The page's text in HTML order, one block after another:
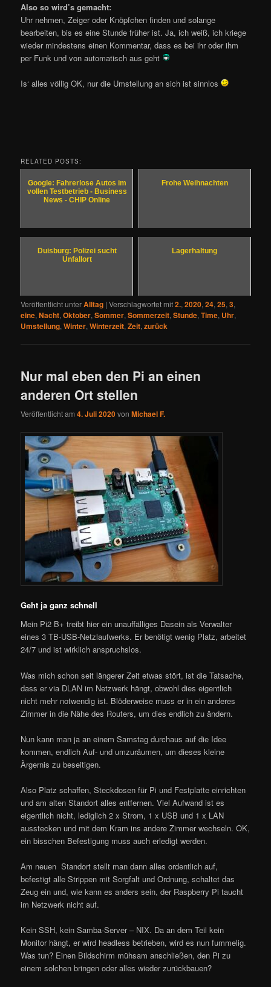
Also so wird’s gemacht:
Uhr nehmen, Zeiger oder Knöpfchen finden und solange
bearbeiten, bis es eine Stunde früher ist. Ja, ich weiß, ich kriege
wieder mindestens einen Kommentar, dass es bei ihr oder ihm
per Funk und von automatisch aus geht
Is‘ alles völlig OK, nur die Umstellung an sich ist sinnlos
RELATED POSTS:
Google: Fahrerlose Autos im
vollen Testbetrieb - Business
News - CHIP Online
Frohe Weihnachten
Duisburg: Polizei sucht
Unfallort
Lagerhaltung
Veröffentlicht unterAlltag |Verschlagwortet mit2.,2020,24,25,3,
eine,Nacht,Oktober,Sommer,Sommerzeit,Stunde,Time, Uhr,
Umstellung,Winter,Winterzeit,Zeit,zurück
Nur mal eben den Pi an einen
anderen Ort stellen
Veröffentlicht am4. Juli 2020vonMichael F.
Geht ja ganz schnell
Mein Pi2 B+ treibt hier ein unauffälliges Dasein als Verwalter
eines 3 TB-USB-Netzlaufwerks. Er benötigt wenig Platz, arbeitet
24/7 und ist wirklich anspruchslos.
Was mich schon seit längerer Zeit etwas stört, ist die Tatsache,
dass er via DLAN im Netzwerk hängt, obwohl dies eigentlich
nicht mehr notwendig ist. Blöderweise muss er in ein anderes
Zimmer in die Nähe des Routers, um dies endlich zu ändern.
Nun kann man ja an einem Samstag durchaus auf die Idee
kommen, endlich Auf- und umzuräumen, um dieses kleine
Ärgernis zu beseitigen.
Also Platz schaffen, Steckdosen für Pi und Festplatte einrichten
und am alten Standort alles entfernen. Viel Aufwand ist es
eigentlich nicht, lediglich 2 x Strom, 1 x USB und 1 x LAN
ausstecken und mit dem Kram ins andere Zimmer wechseln. OK,
ein bisschen Befestigung muss auch erledigt werden.
Am neuen Standort stellt man dann alles ordentlich auf,
befestigt alle Strippen mit Sorgfalt und Ordnung, schaltet das
Zeug ein und, wie kann es anders sein, der Raspberry Pi taucht
im Netzwerk nicht auf.
Kein SSH, kein Samba-Server – NIX. Da an dem Teil kein
Monitor hängt, er wird headless betrieben, wird es nun fummelig.
Was tun? Einen Bildschirm mühsam anschließen, den Pi zu
einem solchen bringen oder alles wieder zurückbauen?